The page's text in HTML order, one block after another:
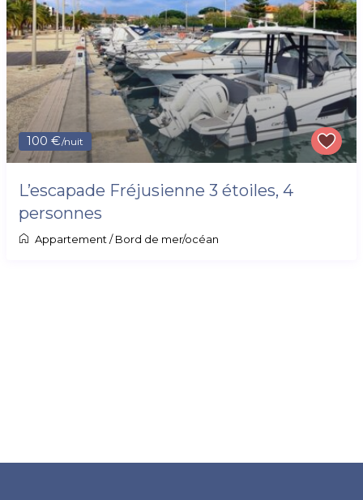
100 €/nuit
L’escapade Fréjusienne 3 étoiles, 4
personnes
Appartement /Bord de mer/océan